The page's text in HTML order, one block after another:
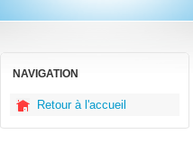
NAVIGATION
Retour à l'accueil